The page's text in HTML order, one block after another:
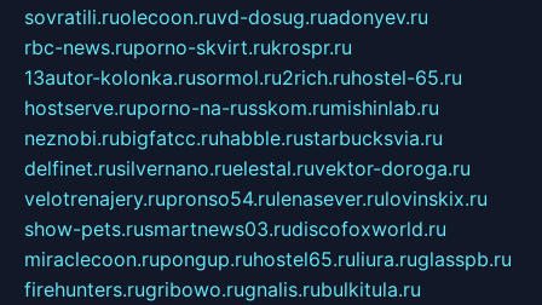
sovratili.ruolecoon.ruvd-dosug.ruadonyev.ru
rbc-news.ruporno-skvirt.rukrospr.ru
13autor-kolonka.rusormol.ru2rich.ruhostel-65.ru
hostserve.ruporno-na-russkom.rumishinlab.ru
neznobi.rubigfatcc.ruhabble.rustarbucksvia.ru
delfinet.rusilvernano.ruelestal.ruvektor-doroga.ru
velotrenajery.rupronso54.rulenasever.rulovinskix.ru
show-pets.rusmartnews03.rudiscofoxworld.ru
miraclecoon.rupongup.ruhostel65.ruliura.ruglasspb.ru
firehunters.rugribowo.rugnalis.rubulkitula.ru